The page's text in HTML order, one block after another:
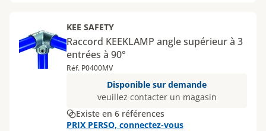
KEE SAFETY
Raccord KEEKLAMP angle supérieur à 3
entrées à 90°
Réf. P0400MV
Disponible sur demande
veuillez contacter un magasin
Existe en 6 références
PRIX PERSO, connectez-vous